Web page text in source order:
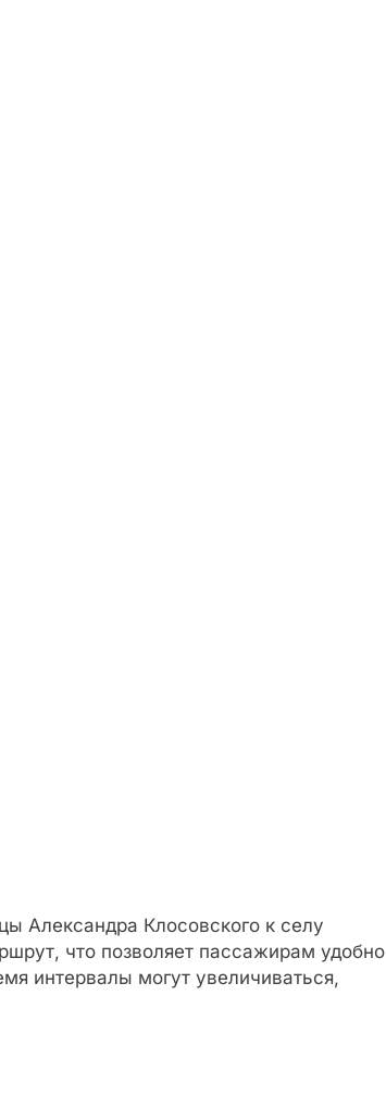
Александра Клосовского к селу
что позволяет пассажирам удобно
интервалы могут увеличиваться,